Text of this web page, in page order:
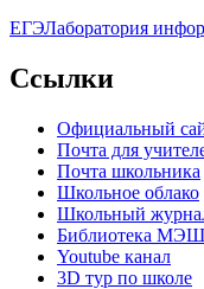
ЕГЭЛаборатория
Ccылки
Официальный
Почта для
Почта школьника
Школьное облако
Школьный
Библиотека МЭШ
Youtube канал
3D тур по школе